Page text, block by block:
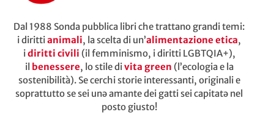
Dal 1988 Sonda pubblica libri che trattano grandi temi:
i dirittianimali, la scelta di un’alimentazione etica,
idiritti civili (il femminismo, i diritti LGBTQIA+),
il benessere, lo stile divita green (l’ecologia e la
sostenibilità). Se cerchi storie interessanti, originali e
soprattutto se sei unə amante dei gatti sei capitatə nel
posto giusto!